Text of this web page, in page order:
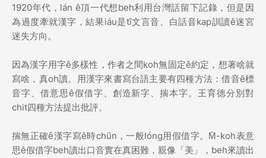
1920年代，lán ê頂一代想beh利用台灣話留下記錄，但是因
為過度牽就漢字，結果iáu是tī文言音、白話音kap訓讀ê迷宮
迷失方向。
因為漢字用字ê多樣性，作者之間koh無固定ê約定，想著啥就
寫啥，真oh讀。用漢字來書寫台語主要有四種方法：借音ê標
音字、借意思ê假借字、創造新字、揣本字。王育德分別對
chit四種方法提出批評。
揣無正確ê漢字寫ê時chūn，一般lóng用假借字。M̄-koh表意
思ê假借字beh讀出口音實在真困難，親像「美」，beh來讀出